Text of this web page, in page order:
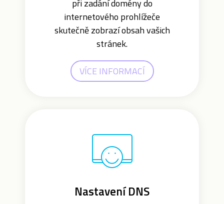
při zadání domény do
internetového prohlížeče
skutečně zobrazí obsah vašich
stránek.
VÍCE INFORMACÍ
Nastavení DNS